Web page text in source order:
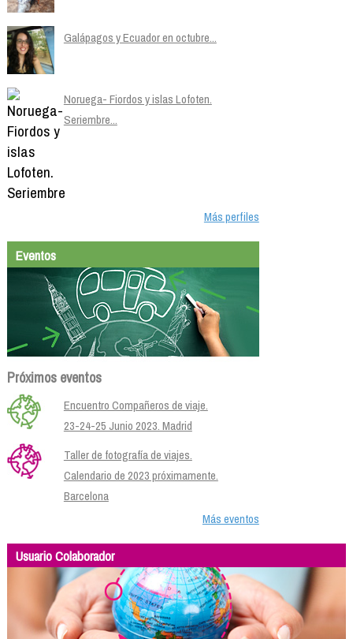
Galápagos y Ecuador en octubre...
Noruega- Fiordos y islas Lofoten.
Seriembre...
Más perfiles
Eventos
Próximos eventos
Encuentro Compañeros de viaje.
23-24-25 Junio 2023. Madrid
Taller de fotografía de viajes.
Calendario de 2023 próximamente.
Barcelona
Más eventos
Usuario Colaborador